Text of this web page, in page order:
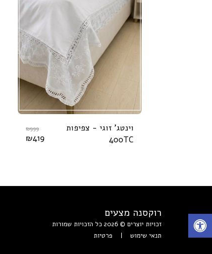
וינטג' זוגי - צפיפות
400TC
₪999
₪419
רוקסנה מצעים
זכויות יוצרים © 2026 כל הזכויות שמורות
תנאי שימוש | פרטיות